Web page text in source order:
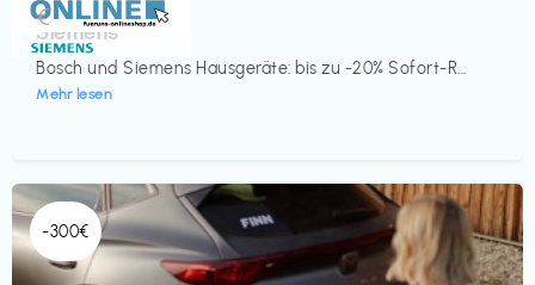
Küche & Haushalt
Siemens
Bosch und Siemens Hausgeräte: bis zu -20% Sofort-R...
Mehr lesen
€‎
-300€